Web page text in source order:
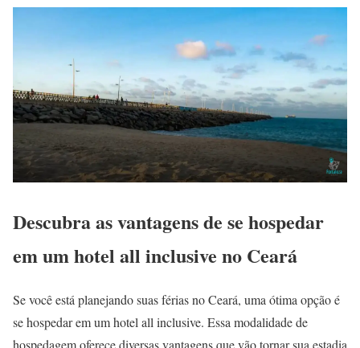
Descubra as vantagens de se hospedar
em um hotel all inclusive no Ceará
Se você está planejando suas férias no Ceará, uma ótima opção é
se hospedar em um hotel all inclusive. Essa modalidade de
hospedagem oferece diversas vantagens que vão tornar sua estadia